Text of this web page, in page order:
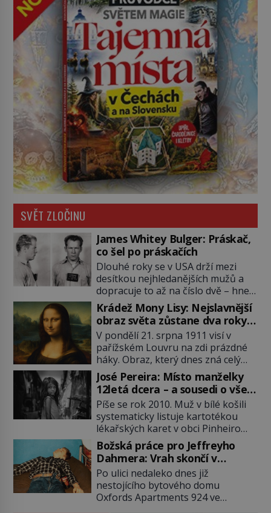
SVĚT ZLOČINU
James Whitey Bulger: Práskač,
co šel po práskačích
Dlouhé roky se v USA drží mezi
desítkou nejhledanějších mužů a
dopracuje to až na číslo dvě – hned
po Usámovi bin Ládinovi (1957–
2011). To je James „Whitey“ Bulger
(1929–2018) viněný ze spoluúčasti
na 19 vraždách, vydírání a lichvy. A
samozřejmě, krom toho je ještě
drogový dealer, který neváhá
odstranit z cesty všechny práskače,
zatímco […]
Krádež Mony Lisy: Nejslavnější
obraz světa zůstane dva roky
nezvěstný
V pondělí 21. srpna 1911 visí v
pařížském Louvru na zdi prázdné
háky. Obraz, který dnes zná celý
svět, je pryč. Zpočátku si nikdo
nemyslí, že jde o krádež.
Zaměstnanci jsou přesvědčeni, že
Mona Lisa je jen v restaurátorské
dílně nebo u fotografa. Když se
ukáže pravda, propukne jeden z
největších honů na zloděje v […]
José Pereira: Místo manželky
12letá dcera – a sousedi o všem
vědí!
Píše se rok 2010. Muž v bílé košili
systematicky listuje kartotékou
lékařských karet v obci Pinheiro
ležící asi 20 kilometrů od farmy s
podivínským majitelem. Něco tu
nesedí. Ledaže… Ledaže by ta
mladá dívka z farmy byla ne
manželkou, ale dcerou – a všechny
ty děti byly zplozené v incestu. Na
Božská práce pro Jeffreyho
Dahmera: Vrah skončí v
tratolišti krve ve vězeňských
umývárnách
Po ulici nedaleko dnes již
nestojícího bytového domu
Oxfords Apartments 924 ve